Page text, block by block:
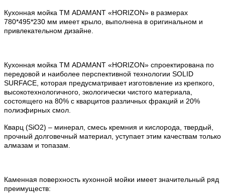
Кухонная мойка ТМ ADAMANT «HORIZON» в размерах
780*495*230 мм имеет крыло, выполнена в оригинальном и
привлекательном дизайне.
Кухонная мойка ТМ ADAMANT «HORIZON» спроектирована по
передовой и наиболее перспективной технологии SOLID
SURFACE, которая предусматривает изготовление из крепкого,
высокотехнологичного, экологически чистого материала,
состоящего на 80% с кварцитов различных фракций и 20%
полиэфирных смол.
Кварц (SiO2) – минерал, смесь кремния и кислорода, твердый,
прочный долговечный материал, уступает этим качествам только
алмазам и топазам.
Каменная поверхность кухонной мойки имеет значительный ряд
преимуществ: